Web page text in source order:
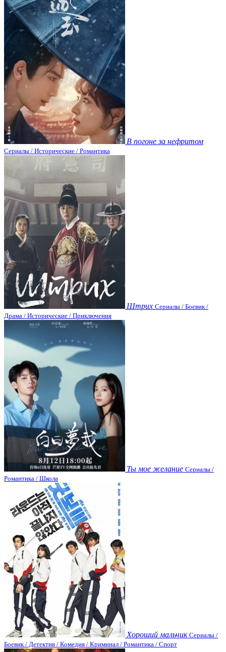
В погоне за нефритом
Сериалы / Исторические / Романтика
Штрих Сериалы / Боевик /
Драма / Исторические / Приключения
Ты мое желание Сериалы /
Романтика / Школа
Хороший мальчик Сериалы /
Боевик / Детектив / Комедия / Криминал / Романтика / Спорт